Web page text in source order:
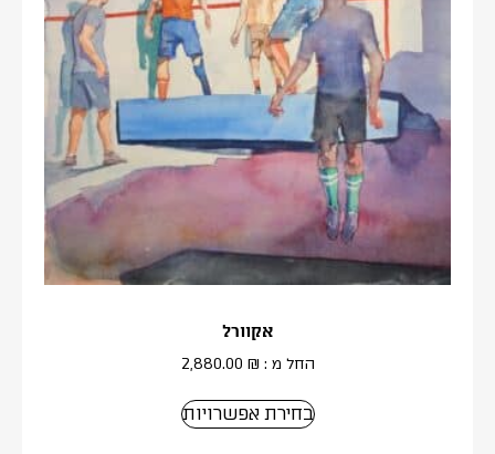
אקוורל
החל מ : 2,880.00 ₪
בחירת אפשרויות